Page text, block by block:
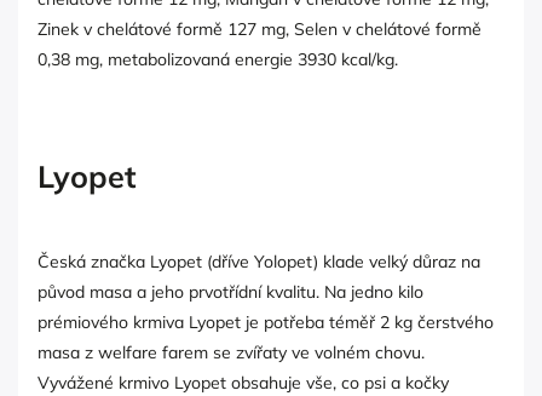
Zinek v chelátové formě 127 mg, Selen v chelátové formě
0,38 mg, metabolizovaná energie 3930 kcal/kg.
Lyopet
Česká značka Lyopet (dříve Yolopet) klade velký důraz na
původ masa a jeho prvotřídní kvalitu. Na jedno kilo
prémiového krmiva Lyopet je potřeba téměř 2 kg čerstvého
masa z welfare farem se zvířaty ve volném chovu.
Vyvážené krmivo Lyopet obsahuje vše, co psi a kočky